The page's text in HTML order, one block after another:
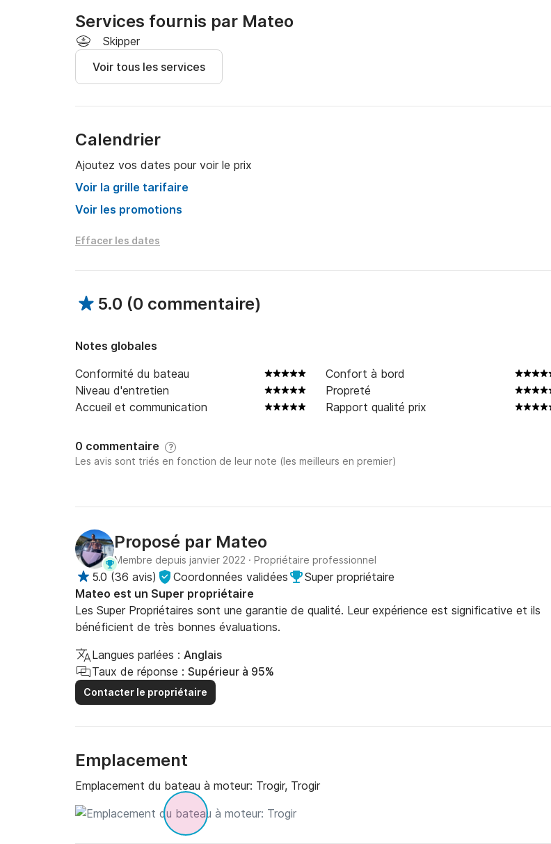
Services fournis par Mateo
Skipper
Voir tous les services
Calendrier
Ajoutez vos dates pour voir le prix
Voir la grille tarifaire
Voir les promotions
Effacer les dates
5.0 (0 commentaire)
Notes globales
Conformité du bateau
Confort à bord
Niveau d'entretien
Propreté
Accueil et communication
Rapport qualité prix
0 commentaire ?
Les avis sont triés en fonction de leur note (les meilleurs en premier)
Proposé par Mateo
Membre depuis janvier 2022 · Propriétaire professionnel
5.0 (36 avis) Coordonnées validées
Super propriétaire
Mateo est un Super propriétaire
Les Super Propriétaires sont une garantie de qualité. Leur expérience est significative et ils
bénéficient de très bonnes évaluations.
Langues parlées : Anglais
Taux de réponse : Supérieur à 95%
Contacter le propriétaire
Emplacement
Emplacement du bateau à moteur: Trogir, Trogir